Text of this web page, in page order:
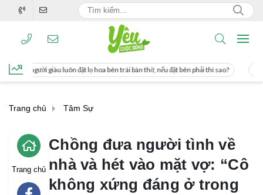
lọ hoa bên trái bàn thờ, nếu đặt bên phải thì sao? Cách uống nước mía
Trang chủ Tâm Sự
Trang chủ
Chồng đưa người tình về
nhà và hét vào mặt vợ: “Cô
không xứng đáng ở trong